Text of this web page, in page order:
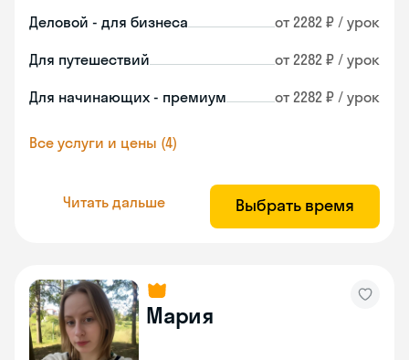
Деловой - для бизнеса от 2282 ₽ / урок
Для путешествий от 2282 ₽ / урок
Для начинающих - премиум от 2282 ₽ / урок
Все услуги и цены (4)
Читать дальше Выбрать время
Мария